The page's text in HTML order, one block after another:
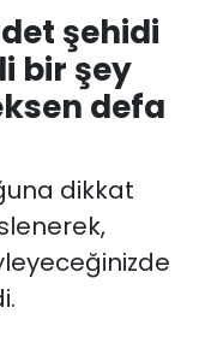
şehidi
bir şey
defa
dikkat